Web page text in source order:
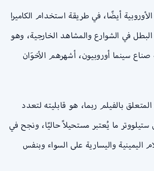
أيضًا، في طريقة استخدام الكاميرا
البطل في الشوارع والمشاهد الخارجية، وهو
سينما أوروبيون، أشهرهم الأخوَان
بالفيلم ربما، هو قابليته لتعدد
ستيلووتر ما يُعتبر مستحيلاً حاليًا، ونجح في
اليمينية واليسارية على السواء وبنفس